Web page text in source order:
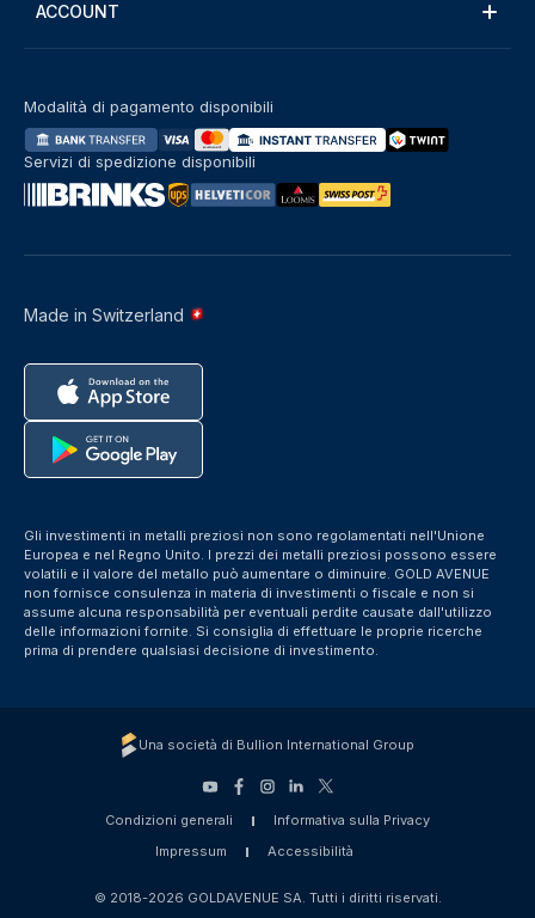
ACCOUNT
Made in Switzerland
Modalità di pagamento disponibili
Servizi di spedizione disponibili
Gli investimenti in metalli preziosi non sono regolamentati nell'Unione
Europea e nel Regno Unito. I prezzi dei metalli preziosi possono essere
volatili e il valore del metallo può aumentare o diminuire. GOLD AVENUE
non fornisce consulenza in materia di investimenti o fiscale e non si
assume alcuna responsabilità per eventuali perdite causate dall'utilizzo
delle informazioni fornite. Si consiglia di effettuare le proprie ricerche
prima di prendere qualsiasi decisione di investimento.
Una società di Bullion International Group
Condizioni generali
Informativa sulla Privacy
Impressum
Accessibilità
© 2018-2026 GOLDAVENUE SA. Tutti i diritti riservati.